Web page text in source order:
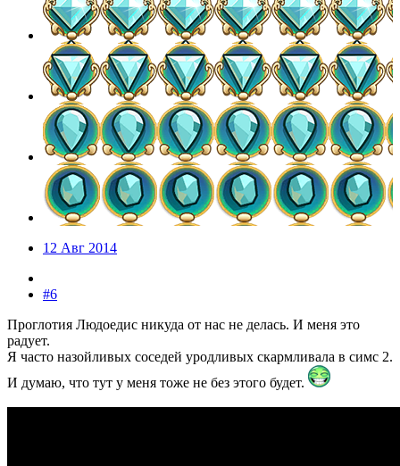
12 Авг 2014
#6
Проглотия Людоедис никуда от нас не делась. И меня это
радует.
Я часто назойливых соседей уродливых скармливала в симс 2.
И думаю, что тут у меня тоже не без этого будет.